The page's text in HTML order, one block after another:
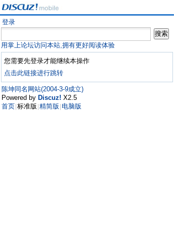
登录
用掌上论坛访问本站,拥有更好阅读体验
您需要先登录才能继续本操作
点击此链接进行跳转
陈坤同名网站(2004-3-9成立)
Powered by Discuz! X2.5
首页 标准版 精简版 电脑版